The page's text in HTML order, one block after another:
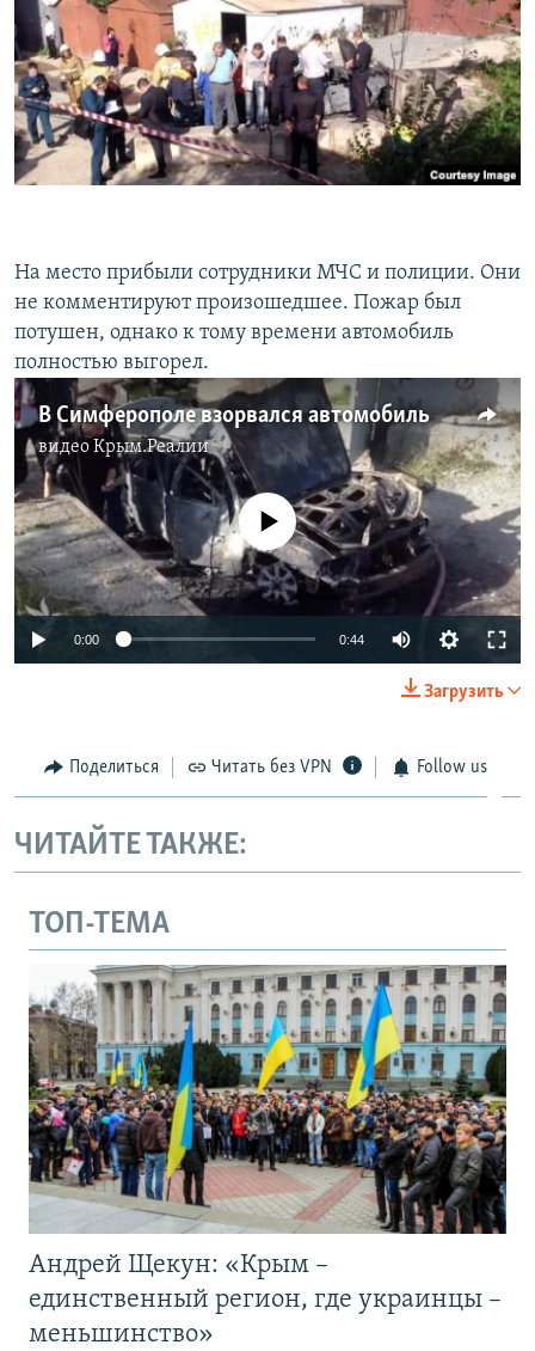
На место прибыли сотрудники МЧС и полиции. Они
не комментируют произошедшее. Пожар был
потушен, однако к тому времени автомобиль
полностью выгорел.
В Симферополе взорвался автомобиль
видеоКрым.Реалии
No media source currently available
0:00 0:44
Загрузить
Поделиться Читать без VPN Follow us
ЧИТАЙТЕ ТАКЖЕ:
ТОП-ТЕМА
Андрей Щекун: «Крым –
единственный регион, где украинцы –
меньшинство»